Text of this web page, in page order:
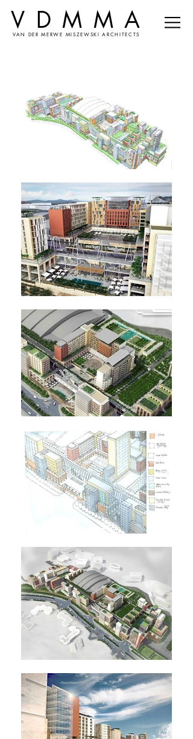
VDMMA
VAN DER MERWE MISZEWSKI ARCHITECTS